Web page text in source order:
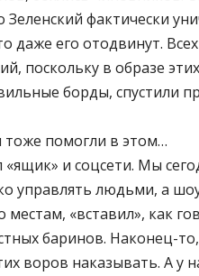
Зеленский фактически
даже его отодвинут.
поскольку в образе
борды, спустили
тоже помогли в этом…
«ящик» и соцсети. Мы
управлять людьми, а
местам, «вставил», как
баринов. Наконец-
воров наказывать. А у